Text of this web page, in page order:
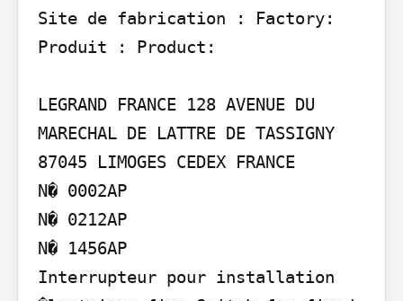
Site de fabrication : Factory:
Produit : Product:
LEGRAND FRANCE 128 AVENUE DU
MARECHAL DE LATTRE DE TASSIGNY
87045 LIMOGES CEDEX FRANCE
N� 0002AP
N� 0212AP
N� 1456AP
Interrupteur pour installation